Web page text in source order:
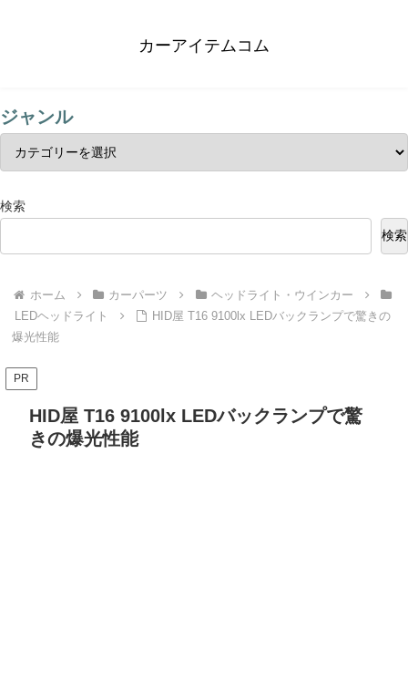
カーアイテムコム
ジャンル
検索
検索
ホーム カーパーツ
ヘッドライト・ウインカー
LEDヘッドライト
HID屋 T16 9100lx LEDバックランプで驚きの
爆光性能
PR
HID屋 T16 9100lx LEDバックランプで驚
きの爆光性能